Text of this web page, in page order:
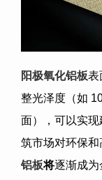
阳极氧化铝板表
整光泽度（如
面），可以实
筑市场对环保
铝板将逐渐成为